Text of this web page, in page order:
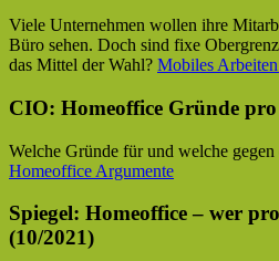
Viele Unternehmen wollen ihre
Büro sehen. Doch sind fixe
das Mittel der Wahl? Mobiles
CIO: Homeoffice Gründe
Welche Gründe für und welche
Homeoffice Argumente
Spiegel: Homeoffice – wer
(10/2021)